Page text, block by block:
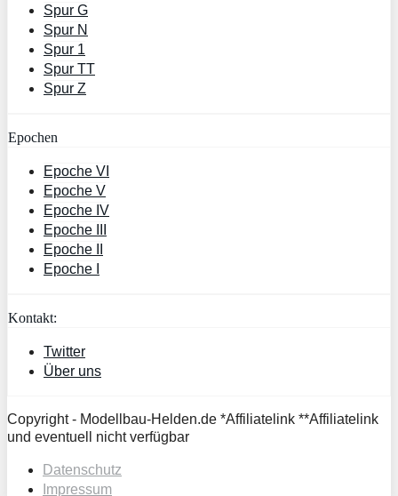
Spur G
Spur N
Spur 1
Spur TT
Spur Z
Epochen
Epoche VI
Epoche V
Epoche IV
Epoche III
Epoche II
Epoche I
Kontakt:
Twitter
Über uns
Copyright - Modellbau-Helden.de *Affiliatelink **Affiliatelink
und eventuell nicht verfügbar
Datenschutz
Impressum